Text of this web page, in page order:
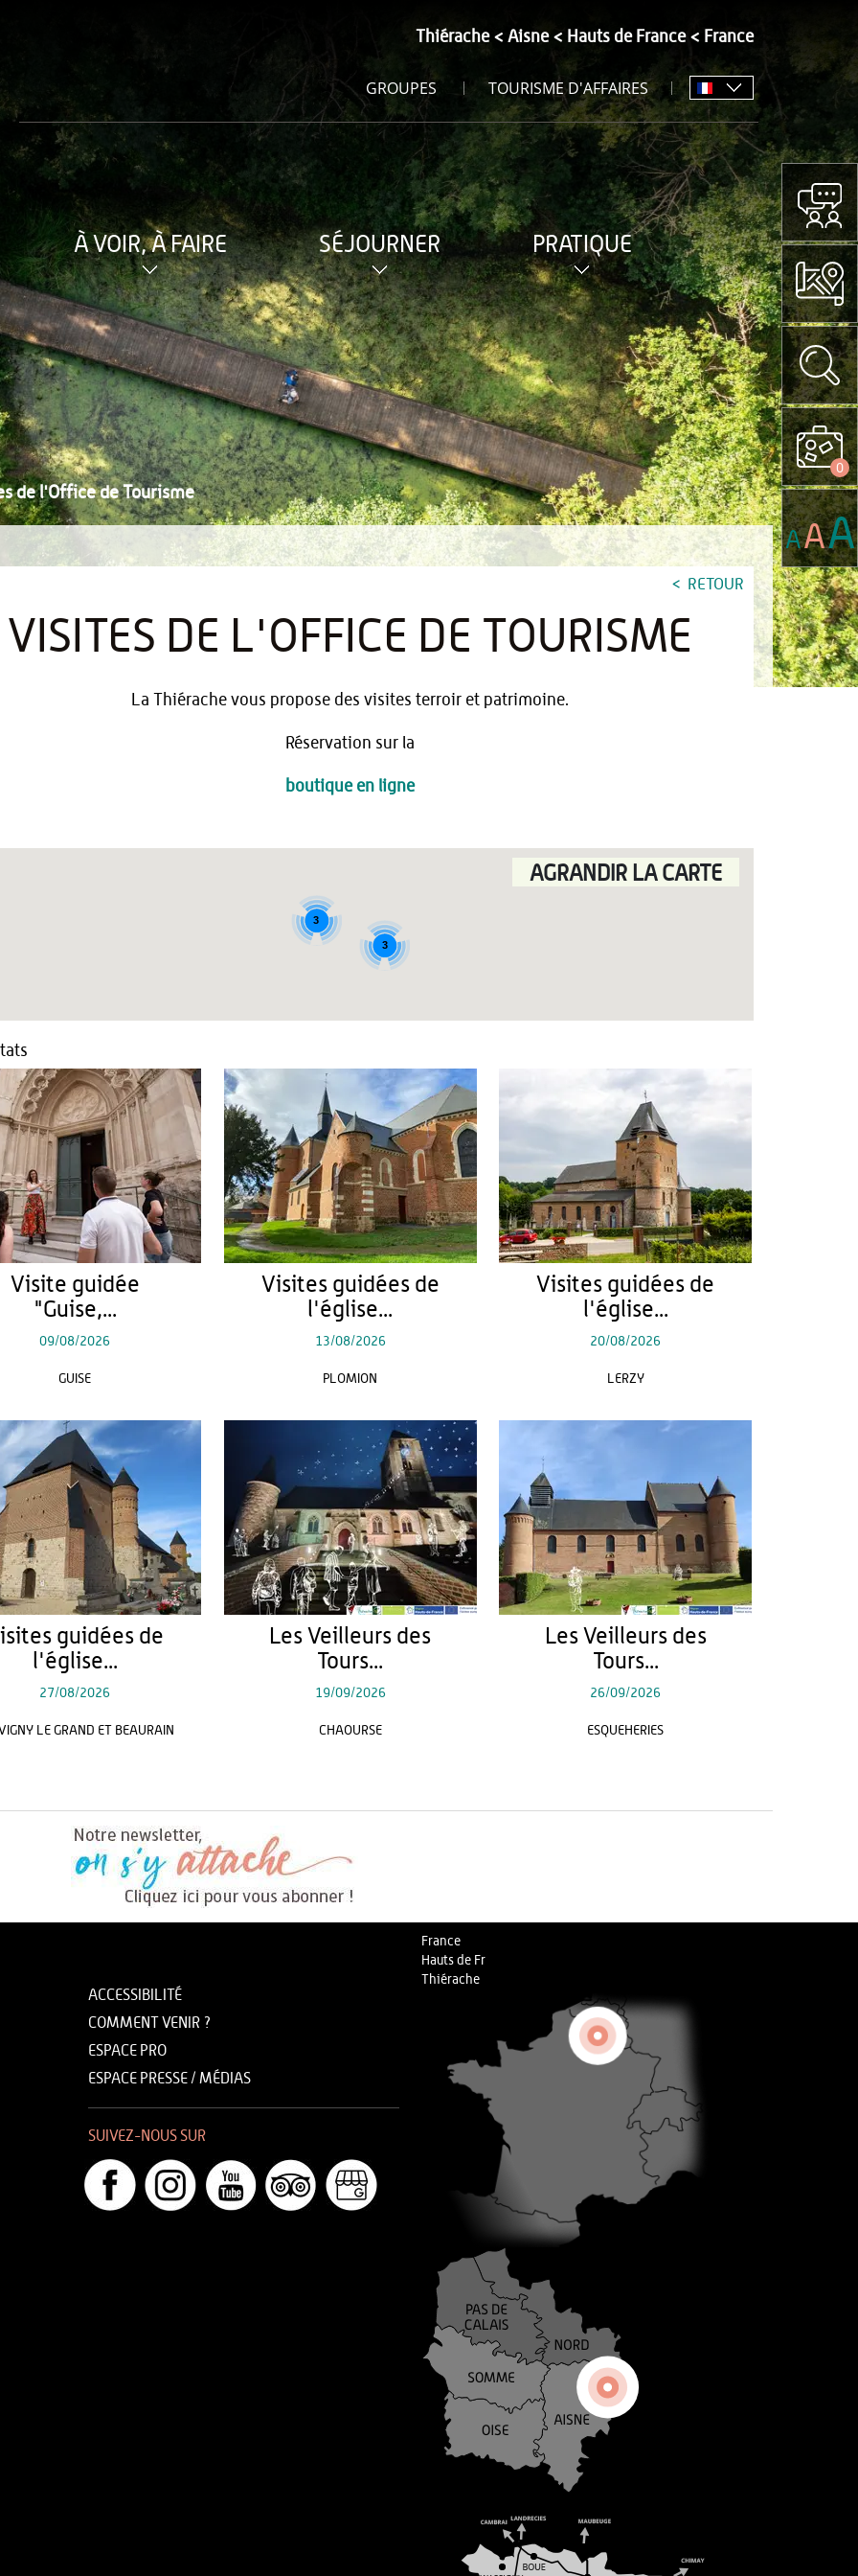
Thiérache Aisne Hauts de France France
GROUPES TOURISME D'AFFAIRES
À VOIR, À FAIRE SÉJOURNER PRATIQUE
de l'Office de Tourisme
RETOUR
VISITES DE L'OFFICE DE TOURISME
La Thiérache vous propose des visites terroir et patrimoine.
Réservation sur la
boutique en ligne
3
3
AGRANDIR LA CARTE
Visite guidée
"Guise,...
09/08/2026
GUISE
Visites guidées de
l'église...
13/08/2026
PLOMION
Visites guidées de
l'église...
20/08/2026
LERZY
guidées de
l'église...
27/08/2026
LE GRAND ET BEAURAIN
Les Veilleurs des
Tours...
19/09/2026
CHAOURSE
Les Veilleurs des
Tours...
26/09/2026
ESQUEHERIES
ACCESSIBILITÉ
COMMENT VENIR ?
ESPACE PRO
ESPACE PRESSE / MÉDIAS
SUIVEZ-NOUS SUR
France
Hauts de Fr
Thiérache
0
AAA